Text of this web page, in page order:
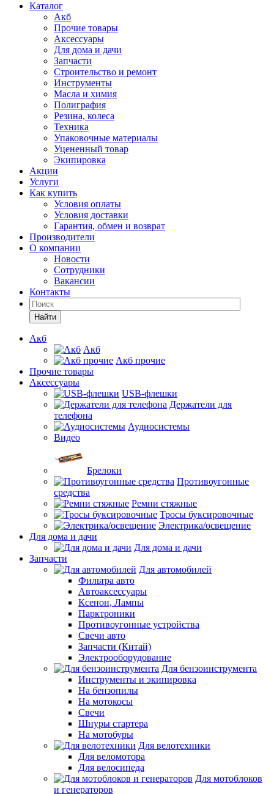
Каталог
Акб
Прочие товары
Аксессуары
Для дома и дачи
Запчасти
Строительство и ремонт
Инструменты
Масла и химия
Полиграфия
Резина, колеса
Техника
Упаковочные материалы
Уцененный товар
Экипировка
Акции
Услуги
Как купить
Условия оплаты
Условия доставки
Гарантия, обмен и возврат
Производители
О компании
Новости
Сотрудники
Вакансии
Контакты
Найти
Акб
Акб
Акб прочие
Прочие товары
Аксессуары
USB-флешки
Держатели для
телефона
Аудиосистемы
Видео
Брелоки
Противоугонные
средства
Ремни стяжные
Тросы буксировочные
Электрика/освещение
Для дома и дачи
Для дома и дачи
Запчасти
Для автомобилей
Фильтра авто
Автоаксессуары
Ксенон, Лампы
Парктроники
Противоугонные устройства
Свечи авто
Запчасти (Китай)
Электрооборудование
Для бензоинструмента
Инструменты и экипировка
На бензопилы
На мотокосы
Свечи
Шнуры стартера
На мотобуры
Для велотехники
Для веломотора
Для велосипеда
Для мотоблоков
и генераторов